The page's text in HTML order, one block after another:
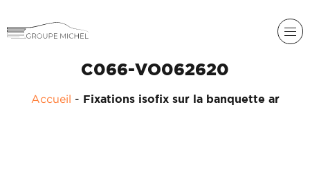
C066-VO062620
Accueil - Fixations isofix sur la banquette ar